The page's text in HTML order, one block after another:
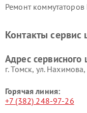
Ремонт
Контакты сервис
Адрес сервисного
г. Томск, ул.
Горячая линия:
+7 (382) 248-97-26